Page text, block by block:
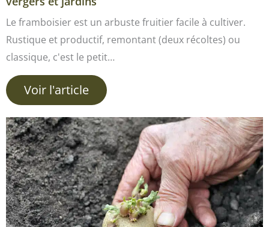
Le framboisier est un arbuste fruitier facile à cultiver.
Rustique et productif, remontant (deux récoltes) ou
classique, c'est le petit…
Voir l'article